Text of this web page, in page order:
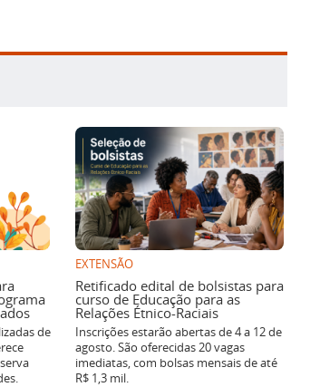
de
EXTENSÃO
Retificado edital de bolsistas para
curso de Educação para as
Relações Étnico-Raciais
Inscrições estarão abertas de 4 a 12 de
agosto. São oferecidas 20 vagas
imediatas, com bolsas mensais de até
R$ 1,3 mil.